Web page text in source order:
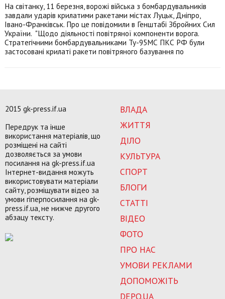
На світанку, 11 березня, ворожі війська з бомбардувальників
завдали ударів крилатими ракетами містах Луцьк, Дніпро,
Івано-Франківськ. Про це повідомили в Генштабі Збройних Сил
України. "Щодо діяльності повітряної компоненти ворога.
Стратегічними бомбардувальниками Ту-95МС ПКС РФ були
застосовані крилаті ракети повітряного базування по
ВЛАДА
ЖИТТЯ
ДІЛО
КУЛЬТУРА
СПОРТ
БЛОГИ
СТАТТІ
ВІДЕО
ФОТО
ПРО НАС
УМОВИ РЕКЛАМИ
ДОПОМОЖІТЬ
DEPO.UA
2015 gk-press.if.ua
Передрук та інше
використання матеріалів, що
розміщені на сайті
дозволяється за умови
посилання на gk-press.if.ua
Інтернет-видання можуть
використовувати матеріали
сайту, розміщувати відео за
умови гіперпосилання на gk-
press.if.ua, не нижче другого
абзацу тексту.